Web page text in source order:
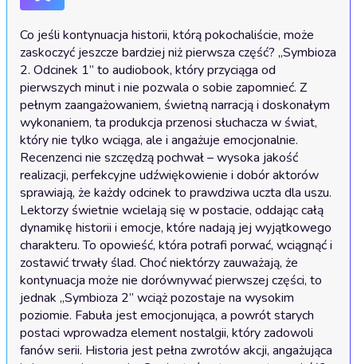
Co jeśli kontynuacja historii, którą pokochaliście, może
zaskoczyć jeszcze bardziej niż pierwsza część? „Symbioza
2. Odcinek 1” to audiobook, który przyciąga od
pierwszych minut i nie pozwala o sobie zapomnieć. Z
pełnym zaangażowaniem, świetną narracją i doskonałym
wykonaniem, ta produkcja przenosi słuchacza w świat,
który nie tylko wciąga, ale i angażuje emocjonalnie.
Recenzenci nie szczędzą pochwał – wysoka jakość
realizacji, perfekcyjne udźwiękowienie i dobór aktorów
sprawiają, że każdy odcinek to prawdziwa uczta dla uszu.
Lektorzy świetnie wcielają się w postacie, oddając całą
dynamikę historii i emocje, które nadają jej wyjątkowego
charakteru. To opowieść, która potrafi porwać, wciągnąć i
zostawić trwały ślad. Choć niektórzy zauważają, że
kontynuacja może nie dorównywać pierwszej części, to
jednak „Symbioza 2” wciąż pozostaje na wysokim
poziomie. Fabuła jest emocjonująca, a powrót starych
postaci wprowadza element nostalgii, który zadowoli
fanów serii. Historia jest pełna zwrotów akcji, angażująca